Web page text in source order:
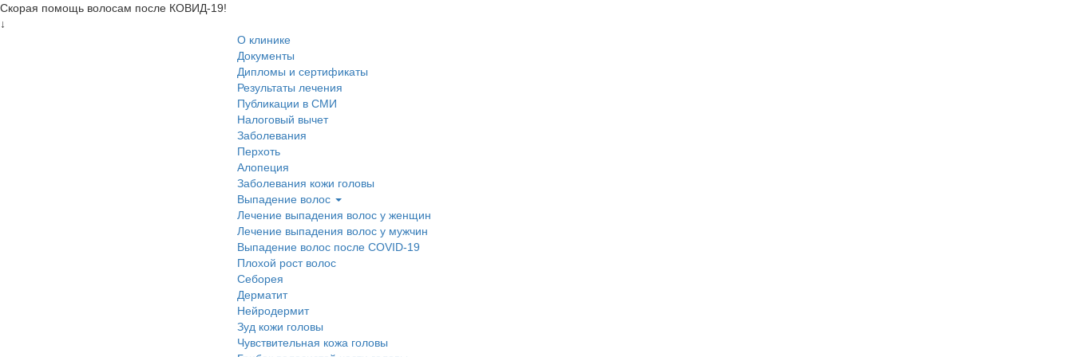
Скорая помощь волосам после КОВИД-19!
↓
О клинике
Документы
Дипломы и сертификаты
Результаты лечения
Публикации в СМИ
Налоговый вычет
Заболевания
Перхоть
Алопеция
Заболевания кожи головы
Выпадение волос
Лечение выпадения волос у женщин
Лечение выпадения волос у мужчин
Выпадение волос после COVID-19
Плохой рост волос
Cеборея
Дерматит
Нейродермит
Зуд кожи головы
Чувствительная кожа головы